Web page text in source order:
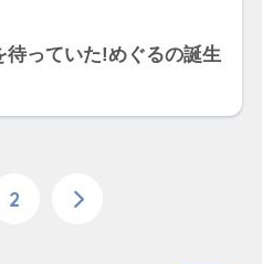
待っていた!めぐるの誕生
2